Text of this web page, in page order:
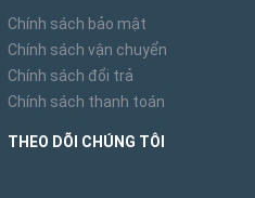
Chính sách bảo mật
Chính sách vận chuyển
Chính sách đổi trả
Chính sách thanh toán
THEO DÕI CHÚNG TÔI